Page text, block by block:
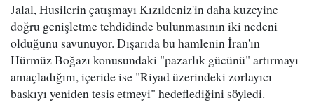
Jalal, Husilerin çatışmayı Kızıldeniz'in daha kuzeyine
doğru genişletme tehdidinde bulunmasının iki nedeni
olduğunu savunuyor. Dışarıda bu hamlenin İran'ın
Hürmüz Boğazı konusundaki "pazarlık gücünü" artırmayı
amaçladığını, içeride ise "Riyad üzerindeki zorlayıcı
baskıyı yeniden tesis etmeyi" hedeflediğini söyledi.